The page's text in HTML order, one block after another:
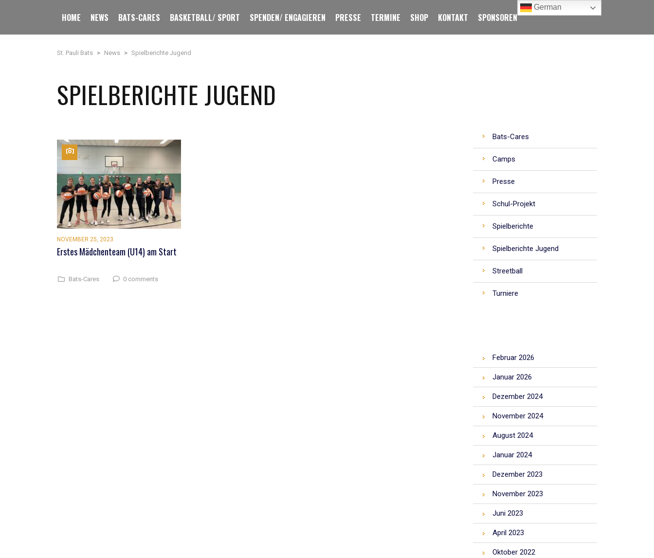
HOME NEWS BATS-CARES BASKETBALL/ SPORT SPENDEN/ ENGAGIEREN PRESSE TERMINE SHOP KONTAKT SPONSOREN
St. Pauli Bats > News > Spielberichte Jugend
SPIELBERICHTE JUGEND
NOVEMBER 25, 2023
Erstes Mädchenteam (U14) am Start
Bats-Cares 0 comments
Bats-Cares
Camps
Presse
Schul-Projekt
Spielberichte
Spielberichte Jugend
Streetball
Turniere
Februar 2026
Januar 2026
Dezember 2024
November 2024
August 2024
Januar 2024
Dezember 2023
November 2023
Juni 2023
April 2023
Oktober 2022
German